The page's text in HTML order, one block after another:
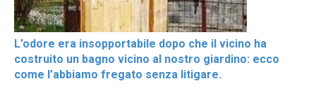
L’odore era insopportabile dopo che il vicino ha
costruito un bagno vicino al nostro giardino: ecco
come l’abbiamo fregato senza litigare.